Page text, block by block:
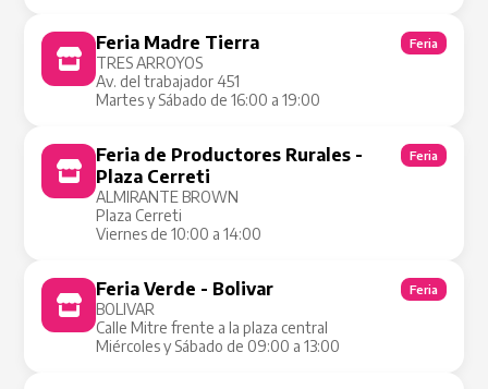
Feria Madre Tierra
TRES ARROYOS
Av. del trabajador 451
Martes y Sábado de 16:00 a 19:00
Feria
Feria de Productores Rurales -
Plaza Cerreti
ALMIRANTE BROWN
Plaza Cerreti
Viernes de 10:00 a 14:00
Feria
Feria Verde - Bolivar
BOLIVAR
Calle Mitre frente a la plaza central
Miércoles y Sábado de 09:00 a 13:00
Feria